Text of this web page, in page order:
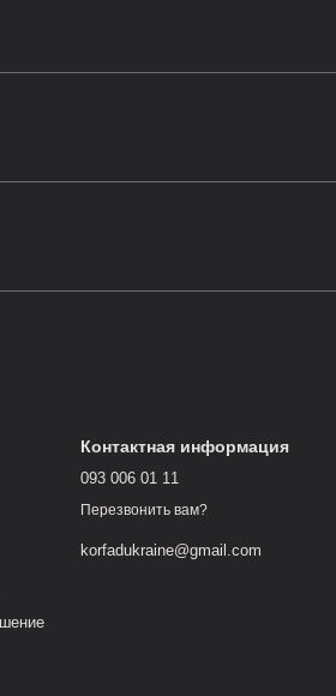
Контактная информация
093 006 01 11
Перезвонить вам?
korfadukraine@gmail.com